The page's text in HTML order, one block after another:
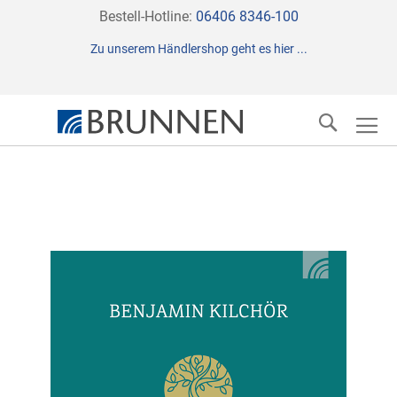
Direkt
Inhalt
Bestell-Hotline: 06406 8346-100
Zu unserem Händlershop geht es hier ...
Suche